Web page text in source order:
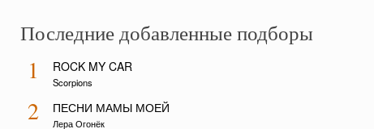
Последние добавленные подборы
1 ROCK MY CAR
Scorpions
2 ПЕСНИ МАМЫ МОЕЙ
Лера Огонёк